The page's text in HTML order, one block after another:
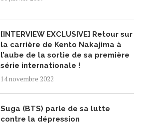
[INTERVIEW EXCLUSIVE] Retour sur
la carrière de Kento Nakajima à
l’aube de la sortie de sa première
série internationale !
14 novembre 2022
Suga (BTS) parle de sa lutte
contre la dépression